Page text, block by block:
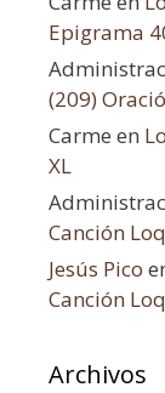
Epigrama
(209)
Carme en
XL
Canción
Jesús Pico
Canción
Archivos